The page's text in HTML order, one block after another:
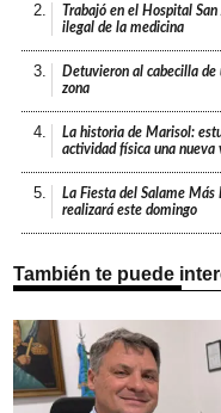
2.
Trabajó en el Hospital
ilegal de la medicina
3.
Detuvieron al cabecilla de
zona
4.
La historia de Marisol:
actividad física una nueva
5.
La Fiesta del Salame Más
realizará este domingo
También te puede